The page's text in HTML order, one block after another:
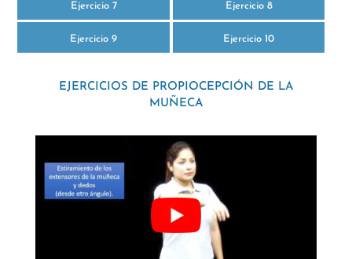
Ejercicio 7 Ejercicio 8
Ejercicio 9 Ejercicio 10
EJERCICIOS DE PROPIOCEPCIÓN DE LA
MUÑECA